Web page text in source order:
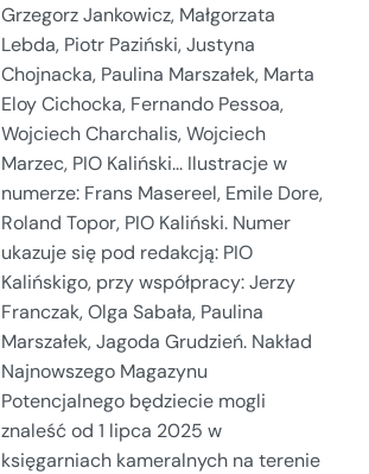
Grzegorz Jankowicz, Małgorzata
Lebda, Piotr Paziński, Justyna
Chojnacka, Paulina Marszałek, Marta
Eloy Cichocka, Fernando Pessoa,
Wojciech Charchalis, Wojciech
Marzec, PIO Kaliński... Ilustracje w
numerze: Frans Masereel, Emile Dore,
Roland Topor, PIO Kaliński. Numer
ukazuje się pod redakcją: PIO
Kalińskigo, przy współpracy: Jerzy
Franczak, Olga Sabała, Paulina
Marszałek, Jagoda Grudzień. Nakład
Najnowszego Magazynu
Potencjalnego będziecie mogli
znaleść od 1 lipca 2025 w
księgarniach kameralnych na terenie